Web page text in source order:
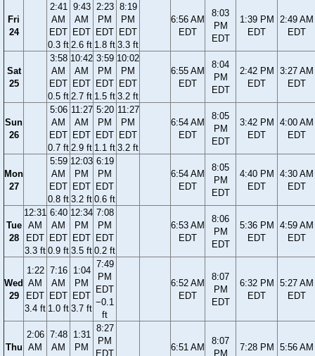
Fri
24
2:41
AM
EDT
0.3 ft
9:43
AM
EDT
2.6 ft
2:23
PM
EDT
1.8 ft
8:19
PM
EDT
3.3 ft
6:56 AM
EDT
8:03
PM
EDT
1:39 PM
EDT
2:49 AM
EDT
Sat
25
3:58
AM
EDT
0.5 ft
10:42
AM
EDT
2.7 ft
3:59
PM
EDT
1.5 ft
10:02
PM
EDT
3.2 ft
6:55 AM
EDT
8:04
PM
EDT
2:42 PM
EDT
3:27 AM
EDT
Sun
26
5:06
AM
EDT
0.7 ft
11:27
AM
EDT
2.9 ft
5:20
PM
EDT
1.1 ft
11:27
PM
EDT
3.2 ft
6:54 AM
EDT
8:05
PM
EDT
3:42 PM
EDT
4:00 AM
EDT
Mon
27
5:59
AM
EDT
0.8 ft
12:03
PM
EDT
3.2 ft
6:19
PM
EDT
0.6 ft
6:54 AM
EDT
8:05
PM
EDT
4:40 PM
EDT
4:30 AM
EDT
Tue
28
12:31
AM
EDT
3.3 ft
6:40
AM
EDT
0.9 ft
12:34
PM
EDT
3.5 ft
7:08
PM
EDT
0.2 ft
6:53 AM
EDT
8:06
PM
EDT
5:36 PM
EDT
4:59 AM
EDT
Wed
29
1:22
AM
EDT
3.4 ft
7:16
AM
EDT
1.0 ft
1:04
PM
EDT
3.7 ft
7:49
PM
EDT
−0.1
ft
6:52 AM
EDT
8:07
PM
EDT
6:32 PM
EDT
5:27 AM
EDT
Thu
2:06
AM
7:48
AM
1:31
PM
8:27
PM
EDT
6:51 AM
8:07
PM
7:28 PM 5:56 AM